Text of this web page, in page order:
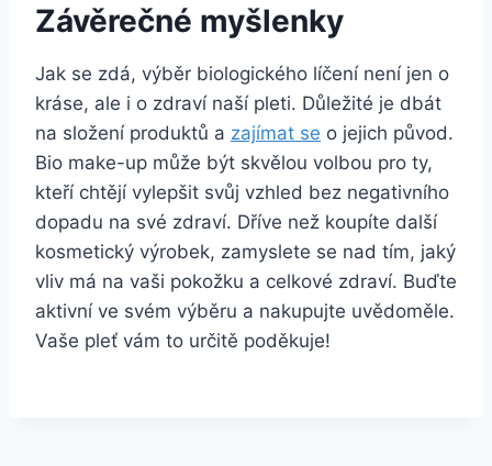
Závěrečné myšlenky
Jak se zdá, výběr biologického líčení není jen⁣ o
kráse, ale i o zdraví⁢ naší ​pleti.‍ Důležité ⁤je dbát
na složení produktů a zajímat se o ⁣jejich původ.
Bio make-up⁣ může být⁣ skvělou ‌volbou pro ty,⁤
kteří chtějí vylepšit svůj​ vzhled bez negativního
dopadu na své zdraví. Dříve než koupíte ‌další
kosmetický výrobek, ‍zamyslete se nad tím, jaký
vliv má na vaši pokožku ‍a celkové ‍zdraví. Buďte
aktivní ve ⁢svém výběru a ⁤nakupujte uvědoměle.
Vaše‍ pleť vám​ to určitě poděkuje!